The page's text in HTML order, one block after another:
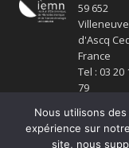
59 652
Villeneuve
d'Ascq
France
Tel : 03 20
79
Nous utilisons
expérience sur
site, nous